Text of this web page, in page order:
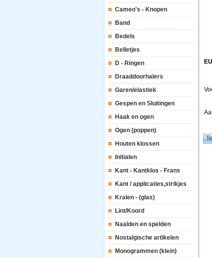
Cameo's - Knopen
Band
Bedels
Belletjes
D - Ringen
Draaddoorhalers
Garen/elastiek
Gespen en Sluitingen
Haak en ogen
Ogen (poppen)
Houten klossen
Initialen
Kant - Kantklos - Frans
Kant / applicaties,strikjes
Kralen - (glas)
Lint/Koord
Naalden en spelden
Nostalgische artikelen
Monogrammen (klein)